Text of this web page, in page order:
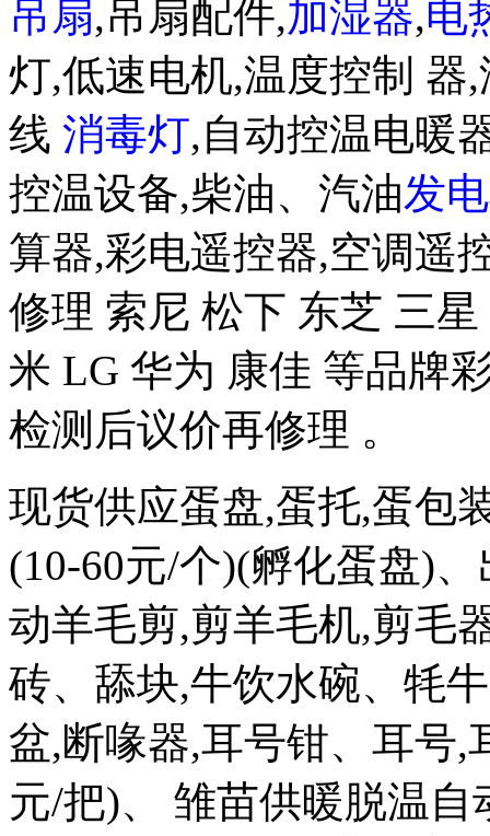
吊扇,吊扇配件,加湿器,电
灯,低速电机,温度控制 器
线 消毒灯,自动控温电暖
控温设备,柴油、汽油发
算器,彩电遥控器,空调遥
修理 索尼 松下 东芝 三
米 LG 华为 康佳 等品牌
检测后议价再修理 。
现货供应蛋盘,蛋托,蛋包
(10-60元/个)(孵化蛋盘)
动羊毛剪,剪羊毛机,剪毛
砖、舔块,牛饮水碗、牦
盆,断喙器,耳号钳、耳号,
元/把)、 雏苗供暖脱温